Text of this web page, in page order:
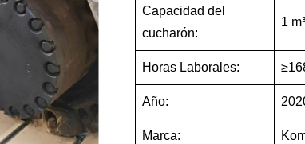
Capacidad del
cucharón:
1 m³
Horas Laborales:
Año:
Marca: